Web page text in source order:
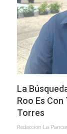
La
Roo Es
Torres